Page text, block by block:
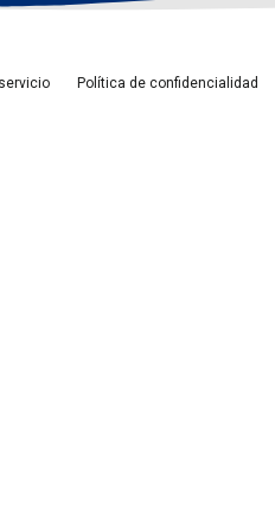
Política de confidencialidad